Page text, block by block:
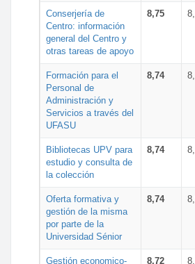
Conserjería de
Centro: información
general del Centro y
otras tareas de apoyo
8,75
Formación para el
Personal de
Administración y
Servicios a través del
UFASU
8,74
Bibliotecas UPV para
estudio y consulta de
la colección
8,74
Oferta formativa y
gestión de la misma
por parte de la
Universidad Sénior
8,74
Gestión economico- 8,72